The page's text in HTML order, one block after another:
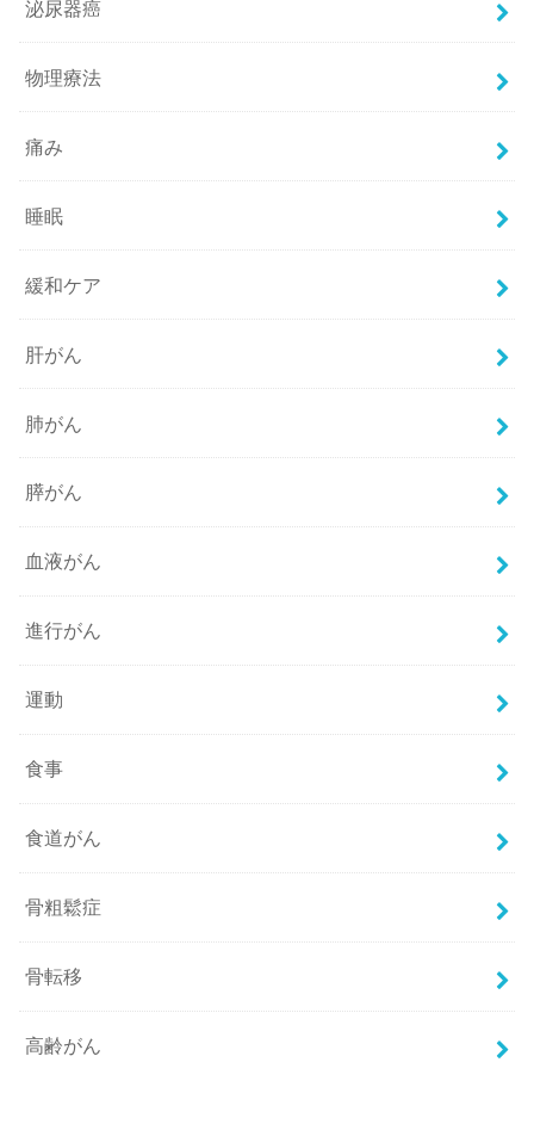
泌尿器癌
物理療法
痛み
睡眠
緩和ケア
肝がん
肺がん
膵がん
血液がん
進行がん
運動
食事
食道がん
骨粗鬆症
骨転移
高齢がん